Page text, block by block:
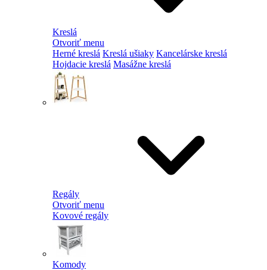
Kreslá
Otvoriť menu
Herné kreslá Kreslá ušiaky Kancelárske kreslá
Hojdacie kreslá Masážne kreslá
Regály
Otvoriť menu
Kovové regály
Komody